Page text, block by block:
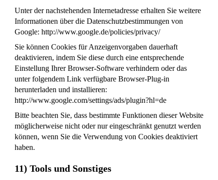
Unter der nachstehenden Internetadresse erhalten Sie weitere
Informationen über die Datenschutzbestimmungen von
Google: http://www.google.de/policies/privacy/
Sie können Cookies für Anzeigenvorgaben dauerhaft
deaktivieren, indem Sie diese durch eine entsprechende
Einstellung Ihrer Browser-Software verhindern oder das
unter folgendem Link verfügbare Browser-Plug-in
herunterladen und installieren:
http://www.google.com/settings/ads/plugin?hl=de
Bitte beachten Sie, dass bestimmte Funktionen dieser Website
möglicherweise nicht oder nur eingeschränkt genutzt werden
können, wenn Sie die Verwendung von Cookies deaktiviert
haben.
11) Tools und Sonstiges